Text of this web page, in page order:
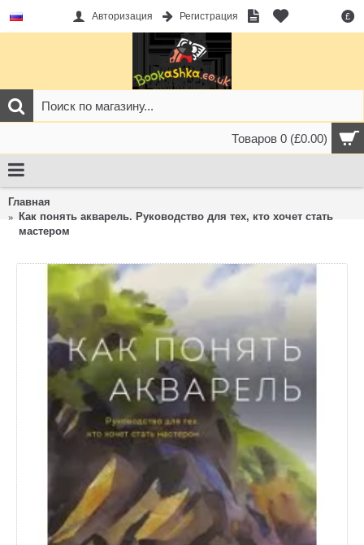
£
Авторизация Регистрация
Товаров 0 (£0.00)
Главная
Как понять акварель. Руководство для тех, кто хочет стать
мастером